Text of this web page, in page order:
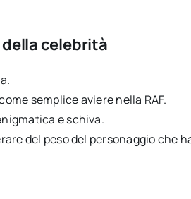
celebrità
semplice aviere nella RAF.
e schiva.
del peso del personaggio che